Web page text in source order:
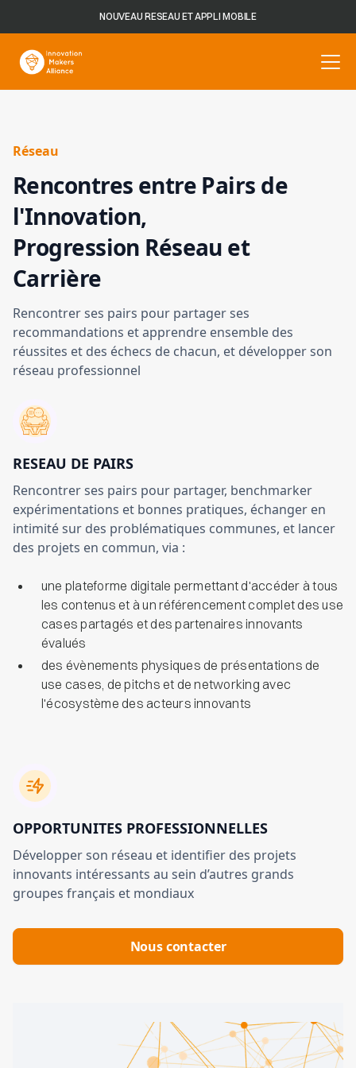
NOUVEAU RESEAU ET APPLI MOBILE
Réseau
Rencontres entre Pairs de
l'Innovation,
Progression Réseau et
Carrière
Rencontrer ses pairs pour partager ses
recommandations et apprendre ensemble des
réussites et des échecs de chacun, et développer son
réseau professionnel
RESEAU DE PAIRS
Rencontrer ses pairs pour partager, benchmarker
expérimentations et bonnes pratiques, échanger en
intimité sur des problématiques communes, et lancer
des projets en commun, via :
une plateforme digitale permettant d'accéder à tous
les contenus et à un référencement complet des use
cases partagés et des partenaires innovants
évalués
des évènements physiques de présentations de
use cases, de pitchs et de networking avec
l'écosystème des acteurs innovants
OPPORTUNITES PROFESSIONNELLES
Développer son réseau et identifier des projets
innovants intéressants au sein d’autres grands
groupes français et mondiaux
Nous contacter